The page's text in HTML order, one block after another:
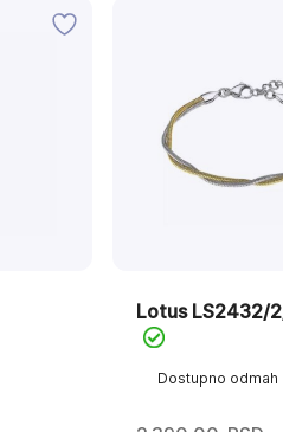
Dostupno odmah
Lotus LS2432/